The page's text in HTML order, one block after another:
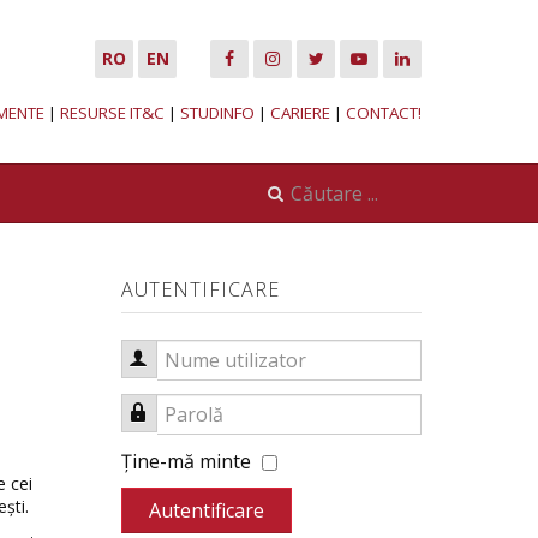
RO EN
| RESURSE IT&C | STUDINFO | CARIERE | CONTACT!
cei
AUTENTIFICARE
Nume utilizator
Parolă
Ţine-mă minte
Autentificare